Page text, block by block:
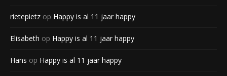
rietepietz op Happy is al 11 jaar happy
Elisabeth op Happy is al 11 jaar happy
Hans op Happy is al 11 jaar happy